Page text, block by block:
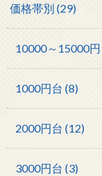
価格帯別 (29)
10000～15000円
1000円台 (8)
2000円台 (12)
3000円台 (3)